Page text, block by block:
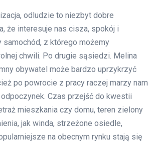
odludzie to niezbyt dobre
że interesuje nas cisza, spokój i
samochód, z którego możemy
chwili. Po drugie sąsiedzi. Melina
obywatel może bardzo uprzykrzyć
po powrocie z pracy raczej marzy nam
Czas przejść do kwestii
mieszkania czy domu, teren zielony
jak winda, strzeżone osiedle,
na obecnym rynku stają się